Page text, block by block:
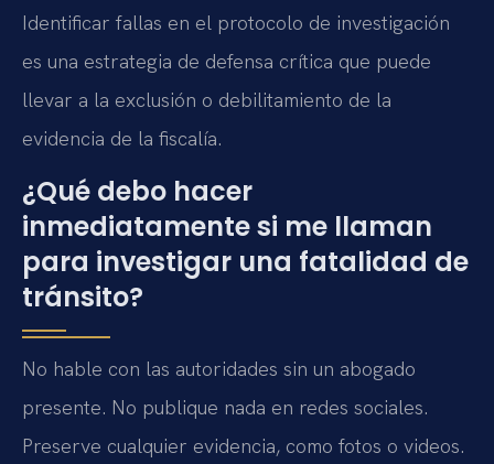
Identificar fallas en el protocolo de investigación
es una estrategia de defensa crítica que puede
llevar a la exclusión o debilitamiento de la
evidencia de la fiscalía.
¿Qué debo hacer
inmediatamente si me llaman
para investigar una fatalidad de
tránsito?
No hable con las autoridades sin un abogado
presente. No publique nada en redes sociales.
Preserve cualquier evidencia, como fotos o videos.